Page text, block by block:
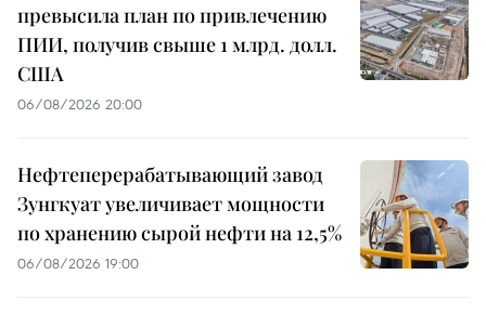
превысила план по привлечению
ПИИ, получив свыше 1 млрд. долл.
США
06/08/2026 20:00
Нефтеперерабатывающий завод
Зунгкуат увеличивает мощности
по хранению сырой нефти на 12,5%
06/08/2026 19:00